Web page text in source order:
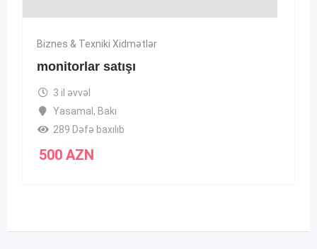
Biznes & Texniki Xidmətlər
monitorlar satışı
3 il əvvəl
Yasamal , Bakı
289 Dəfə baxılıb
500 AZN